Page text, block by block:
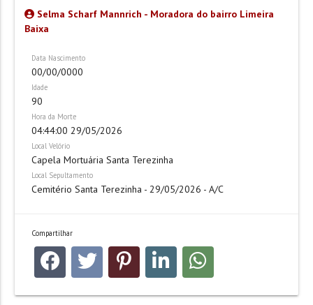
Selma Scharf Mannrich - Moradora do bairro Limeira
Baixa
Data Nascimento
00/00/0000
Idade
90
Hora da Morte
04:44:00 29/05/2026
Local Velório
Capela Mortuária Santa Terezinha
Local Sepultamento
Cemitério Santa Terezinha - 29/05/2026 - A/C
Compartilhar